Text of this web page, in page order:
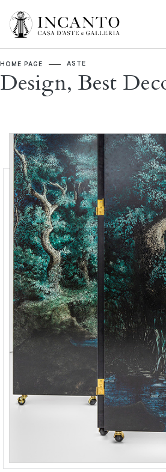
HOME PAGE ASTE
Design, Best